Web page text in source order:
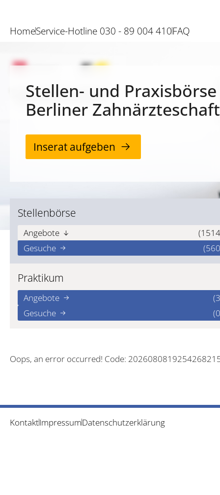
HomeService-Hotline 030 - 89 004 410FAQ
Stellen- und
Berliner Zahnärzteschaft
Inserat aufgeben
Stellenbörse
Angebote
Gesuche
Praktikum
Angebote
Gesuche
Oops, an error occurred! Code:
KontaktImpressumDatenschutzerklärung